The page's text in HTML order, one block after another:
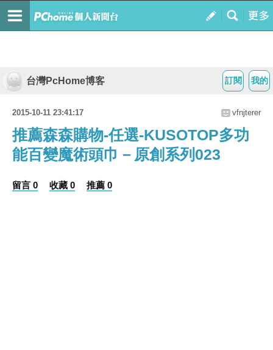
我的
訂閱
台灣PcHome博客
2015-10-11 23:41:17 vfnjterer
推薦森森購物-任選-KUSOTOP多功
能百變魔術頭巾－原創系列023
留言 0 收藏 0 推薦 0